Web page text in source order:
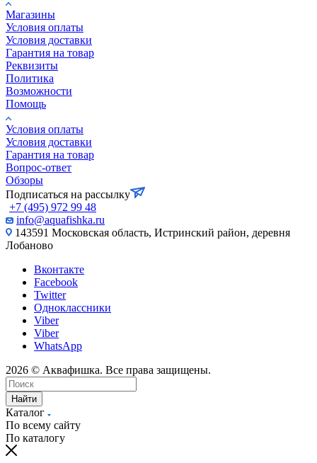
Магазины
Условия оплаты
Условия доставки
Гарантия на товар
Реквизиты
Политика
Возможности
Помощь
Условия оплаты
Условия доставки
Гарантия на товар
Вопрос-ответ
Обзоры
Подписаться на рассылку
+7 (495) 972 99 48
info@aquafishka.ru
143591 Московская область, Истринский район, деревня
Лобаново
Вконтакте
Facebook
Twitter
Одноклассники
Viber
Viber
WhatsApp
2026 © Аквафишка. Все права защищены.
Найти
Каталог
По всему сайту
По каталогу